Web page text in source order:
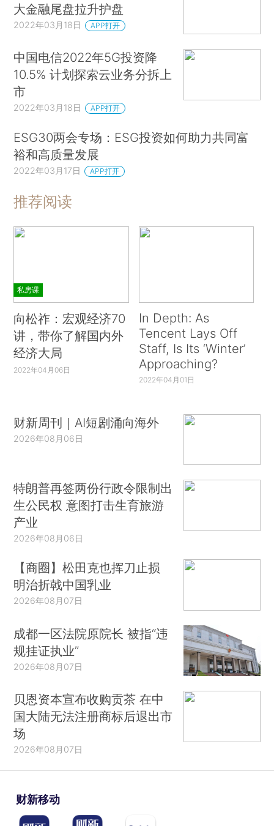
大金融尾盘拉升护盘
2022年03月18日 APP打开
中国电信2022年5G投资降
10.5% 计划探索云业务分拆上
市
2022年03月18日 APP打开
ESG30两会专场：ESG投资如何助力共同富
裕和高质量发展
2022年03月17日 APP打开
推荐阅读
私房课
向松祚：宏观经济70
讲，带你了解国内外
经济大局
2022年04月06日
In Depth: As
Tencent Lays Off
Staff, Is Its ‘Winter’
Approaching?
2022年04月01日
财新周刊｜AI短剧涌向海外
2026年08月06日
特朗普再签两份行政令限制出
生公民权 意图打击生育旅游
产业
2026年08月06日
【商圈】松田克也挥刀止损
明治折戟中国乳业
2026年08月07日
成都一区法院原院长 被指“违
规挂证执业”
2026年08月07日
贝恩资本宣布收购贡茶 在中
国大陆无法注册商标后退出市
场
2026年08月07日
财新移动